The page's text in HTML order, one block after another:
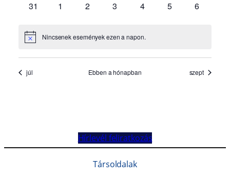
Hírlevél feliratkozás
Társoldalak